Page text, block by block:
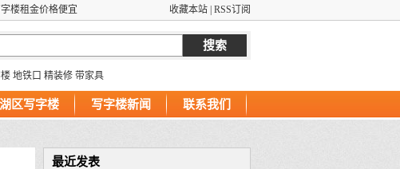
收藏本站 RSS订阅
楼租金价格便宜
地铁口 精装修 带家具
区写字楼 写字楼新闻 联系我们
最近发表